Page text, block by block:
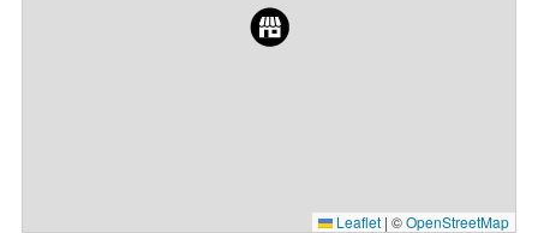
Leaflet | ©OpenStreetMap